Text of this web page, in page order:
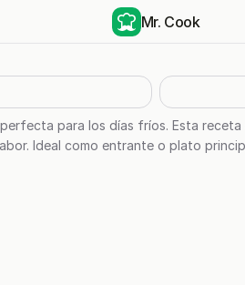
para los días fríos. Esta
Ideal como entrante o plato
Mr. Cook